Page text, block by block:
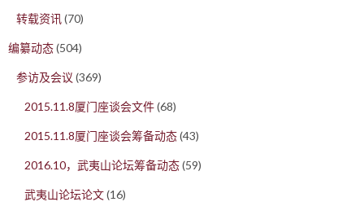
转载资讯(70)
编纂动态(504)
参访及会议 (369)
2015.11.8厦门座谈会文件(68)
2015.11.8厦门座谈会筹备动态(43)
2016.10，武夷山论坛筹备动态(59)
武夷山论坛论文(16)